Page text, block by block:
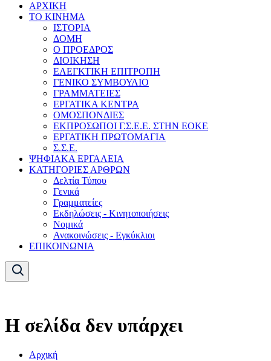
ΑΡΧΙΚΗ
ΤΟ ΚΙΝΗΜΑ
ΙΣΤΟΡΙΑ
ΔΟΜΗ
Ο ΠΡΟΕΔΡΟΣ
ΔΙΟΙΚΗΣΗ
ΕΛΕΓΚΤΙΚΗ ΕΠΙΤΡΟΠΗ
ΓΕΝΙΚΟ ΣΥΜΒΟΥΛΙΟ
ΓΡΑΜΜΑΤΕΙΕΣ
ΕΡΓΑΤΙΚΑ ΚΕΝΤΡΑ
ΟΜΟΣΠΟΝΔΙΕΣ
ΕΚΠΡΟΣΩΠΟΙ Γ.Σ.Ε.Ε. ΣΤΗΝ ΕΟΚΕ
ΕΡΓΑΤΙΚΗ ΠΡΩΤΟΜΑΓΙΑ
Σ.Σ.Ε.
ΨΗΦΙΑΚΑ ΕΡΓΑΛΕΙΑ
ΚΑΤΗΓΟΡΙΕΣ ΑΡΘΡΩΝ
Δελτία Τύπου
Γενικά
Γραμματείες
Εκδηλώσεις - Κινητοποιήσεις
Νομικά
Ανακοινώσεις - Εγκύκλιοι
ΕΠΙΚΟΙΝΩΝΙΑ
Η σελίδα δεν υπάρχει
Αρχική